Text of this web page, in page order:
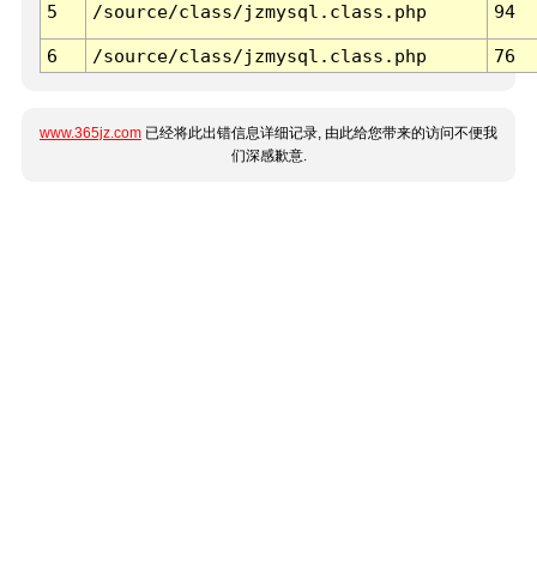
5 /source/class/jzmysql.class.php 94
6 /source/class/jzmysql.class.php 76
www.365jz.com 已经将此出错信息详细记录, 由此给您带来的访问不便我
们深感歉意.